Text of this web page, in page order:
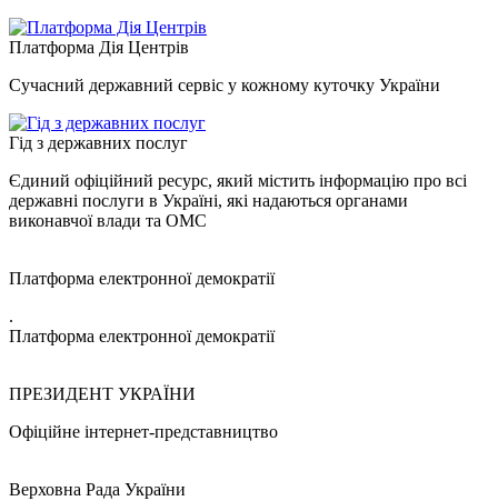
Платформа Дія Центрів
Сучасний державний сервіс у кожному куточку України
Гід з державних послуг
Єдиний офіційний ресурс, який містить інформацію про всі
державні послуги в Україні, які надаються органами
виконавчої влади та ОМС
Платформа електронної демократії
.
Платформа електронної демократії
ПРЕЗИДЕНТ УКРАЇНИ
Офіційне інтернет-представництво
Верховна Рада України